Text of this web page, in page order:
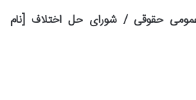
حقوقی / شورای حل اختلاف [نام